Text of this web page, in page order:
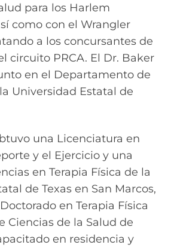
para los Harlem
como con el Wrangler
a los concursantes de
circuito PRCA. El Dr. Baker
en el Departamento de
Universidad Estatal de
una Licenciatura en
y el Ejercicio y una
en Terapia Física de la
de Texas en San Marcos,
en Terapia Física
Ciencias de la Salud de
en residencia y